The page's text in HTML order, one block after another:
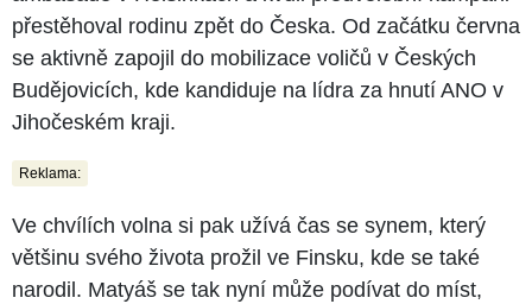
přestěhoval rodinu zpět do Česka. Od začátku června
se aktivně zapojil do mobilizace voličů v Českých
Budějovicích, kde kandiduje na lídra za hnutí ANO v
Jihočeském kraji.
Reklama:
Ve chvílích volna si pak užívá čas se synem, který
většinu svého života prožil ve Finsku, kde se také
narodil. Matyáš se tak nyní může podívat do míst,